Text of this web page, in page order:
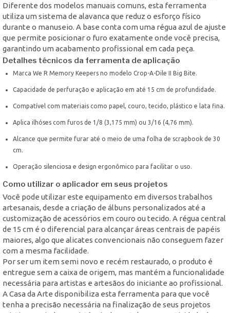
Diferente dos modelos manuais comuns, esta ferramenta
utiliza um sistema de alavanca que reduz o esforço físico
durante o manuseio. A base conta com uma régua azul de ajuste
que permite posicionar o furo exatamente onde você precisa,
garantindo um acabamento profissional em cada peça.
Detalhes técnicos da ferramenta de aplicação
Marca We R Memory Keepers no modelo Crop-A-Dile II Big Bite.
Capacidade de perfuração e aplicação em até 15 cm de profundidade.
Compatível com materiais como papel, couro, tecido, plástico e lata fina.
Aplica ilhóses com furos de 1/8 (3,175 mm) ou 3/16 (4,76 mm).
Alcance que permite furar até o meio de uma folha de scrapbook de 30
cm.
Operação silenciosa e design ergonômico para facilitar o uso.
Como utilizar o aplicador em seus projetos
Você pode utilizar este equipamento em diversos trabalhos
artesanais, desde a criação de álbuns personalizados até a
customização de acessórios em couro ou tecido. A régua central
de 15 cm é o diferencial para alcançar áreas centrais de papéis
maiores, algo que alicates convencionais não conseguem fazer
com a mesma facilidade.
Por ser um item semi novo e recém restaurado, o produto é
entregue sem a caixa de origem, mas mantém a funcionalidade
necessária para artistas e artesãos do iniciante ao profissional.
A Casa da Arte disponibiliza esta ferramenta para que você
tenha a precisão necessária na finalização de seus projetos